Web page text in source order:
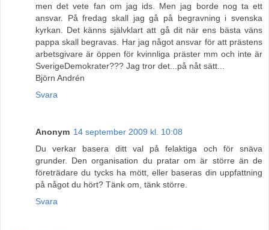
men det vete fan om jag ids. Men jag borde nog ta ett
ansvar. På fredag skall jag gå på begravning i svenska
kyrkan. Det känns självklart att gå dit när ens bästa väns
pappa skall begravas. Har jag något ansvar för att prästens
arbetsgivare är öppen för kvinnliga präster mm och inte är
SverigeDemokrater??? Jag tror det...på nåt sätt...
Björn Andrén
Svara
Anonym 14 september 2009 kl. 10:08
Du verkar basera ditt val på felaktiga och för snäva
grunder. Den organisation du pratar om är större än de
företrädare du tycks ha mött, eller baseras din uppfattning
på något du hört? Tänk om, tänk större.
Svara